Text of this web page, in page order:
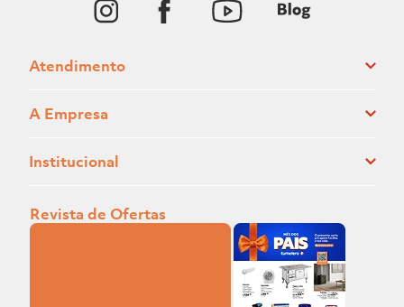
Atendimento
A Empresa
Institucional
Revista de Ofertas